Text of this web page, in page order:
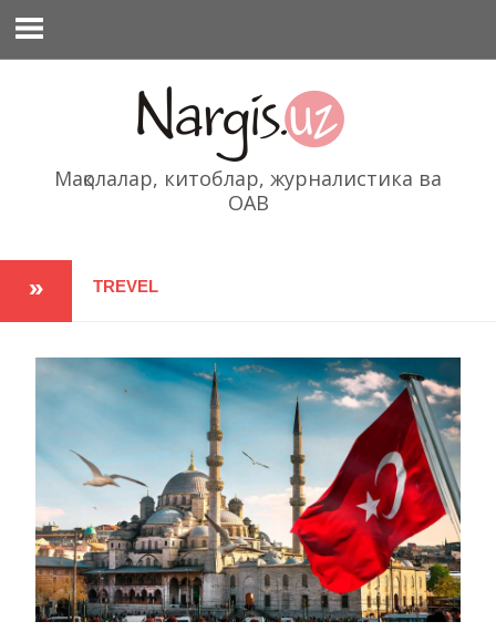
содержимому
Мақолалар, китоблар, журналистика ва
ОАВ
TREVEL